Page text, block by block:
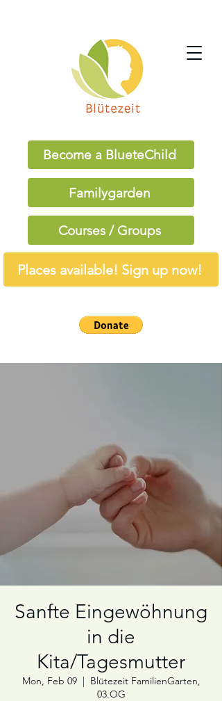
Become a BlueteChild
Familygarden
Courses / Groups
Places available! Sign up now!
Sanfte Eingewöhnung
in die
Kita/Tagesmutter
Mon, Feb 09
  |
Blütezeit FamilienGarten,
03.OG